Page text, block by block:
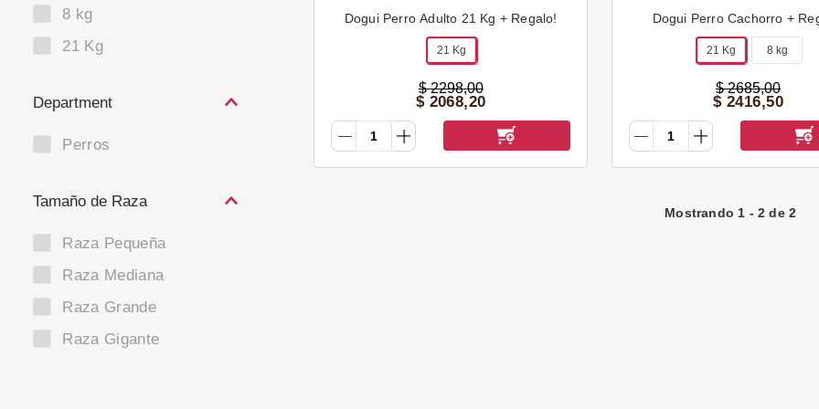
Department
Perros
8 kg
21 Kg
Tamaño de Raza
Raza Pequeña
Raza Mediana
Raza Grande
Raza Gigante
Dogui Perro Adulto 21 Kg + Regalo!
21 Kg
$ 2298,00
$ 2068,20
Dogui Perro Cachorro +
21 Kg 8 kg
$ 2685,00
$ 2416,50
Mostrando 1 - 2 de 2